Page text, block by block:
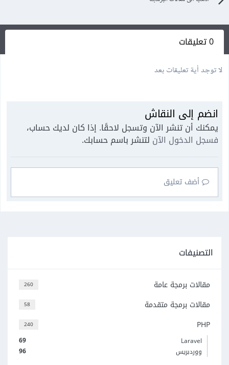
0 تعليقات
لا توجد أية تعليقات بعد
انضم إلى النقاش
يمكنك أن تنشر الآن وتسجل لاحقًا. إذا كان لديك حساب،
فسجل الدخول الآن لتنشر باسم حسابك.
أضف تعليق
التصنيفات
260 مقالات برمجة عامة
58 مقالات برمجة متقدمة
240 PHP
69
Laravel
96
ووردبريس